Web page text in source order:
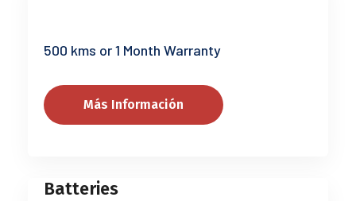
500 kms or 1 Month Warranty
Más Información
Batteries